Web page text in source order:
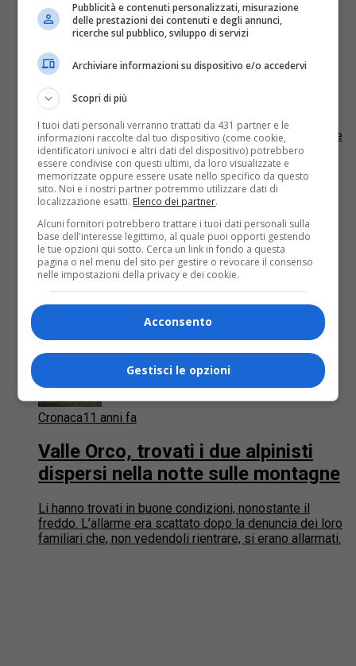
Cronaca9 anni fa
Ritrovato vivo alpinista 45enne
disperso in Valle Orco
E’ stato trovato stamane l’alpinista 45enne tedesco
disperso da ieri sera sopra Locana. I soccorsi
l’hanno individuato in un bosco lontano dal sentiero che
scende verso il...
Cronaca11 anni fa
Valle Orco, trovati i due alpinisti
dispersi nella notte sulle montagne
Li hanno trovati in buone condizioni, nonostante il
freddo. L’allarme era scattato dopo la denuncia dei loro
familiari che, non vedendoli rientrare, si erano allarmati.
Pubblicità e contenuti personalizzati, misurazione
delle prestazioni dei contenuti e degli annunci,
ricerche sul pubblico, sviluppo di servizi
Archiviare informazioni su dispositivo e/o accedervi
Scopri di più
I tuoi dati personali verranno trattati da 431 partner e le
informazioni raccolte dal tuo dispositivo (come cookie,
identificatori univoci e altri dati del dispositivo) potrebbero
essere condivise con questi ultimi, da loro visualizzate e
memorizzate oppure essere usate nello specifico da questo
sito. Noi e i nostri partner potremmo utilizzare dati di
localizzazione esatti. Elenco dei partner.
Alcuni fornitori potrebbero trattare i tuoi dati personali sulla
base dell'interesse legittimo, al quale puoi opporti gestendo
le tue opzioni qui sotto. Cerca un link in fondo a questa
pagina o nel menu del sito per gestire o revocare il consenso
nelle impostazioni della privacy e dei cookie.
Acconsento
Gestisci le opzioni